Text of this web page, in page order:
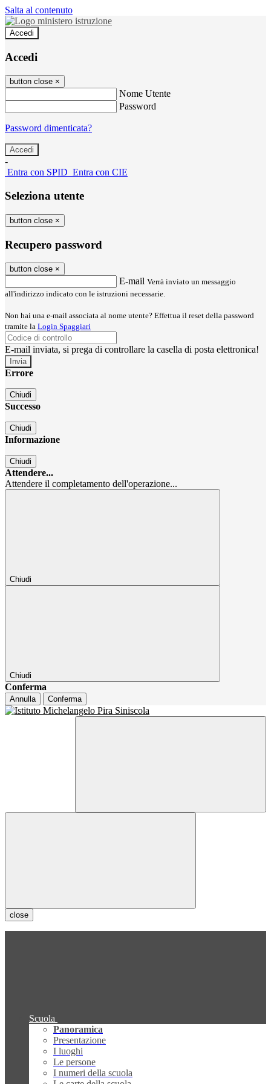
Salta al contenuto
Accedi
Accedi
button close ×
Nome Utente
Password
Password dimenticata?
-
Entra con SPID Entra con CIE
Seleziona utente
button close ×
Recupero password
button close ×
E-mail Verrà inviato un messaggio
all'indirizzo indicato con le istruzioni necessarie.
Non hai una e-mail associata al nome utente? Effettua il reset della password
tramite la Login Spaggiari
E-mail inviata, si prega di controllare la casella di posta elettronica!
Errore
Chiudi
Successo
Chiudi
Informazione
Chiudi
Attendere...
Attendere il completamento dell'operazione...
Chiudi
Chiudi
Conferma
Annulla Conferma
close
Scuola
Panoramica
Presentazione
I luoghi
Le persone
I numeri della scuola